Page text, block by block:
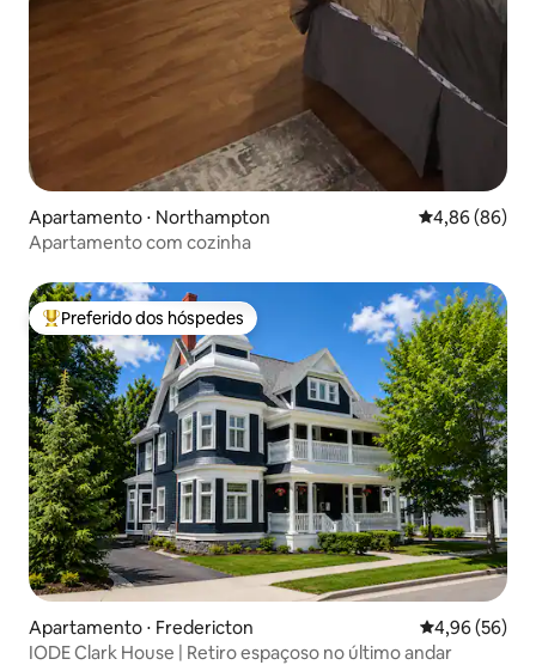
Apartamento ⋅ Northampton 4,86 de uma
4,86 (86)
Apartamento com cozinha
Entre os melhores preferidos dos hóspedes
Preferido dos hóspedes
Apartamento ⋅ Fredericton 4,96 de uma
4,96 (56)
IODE Clark House | Retiro espaçoso no último andar